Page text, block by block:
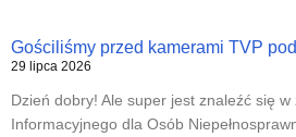
Gościliśmy przed kamerami TVP
29 lipca 2026
Dzień dobry! Ale super jest znaleźć się
Informacyjnego dla Osób